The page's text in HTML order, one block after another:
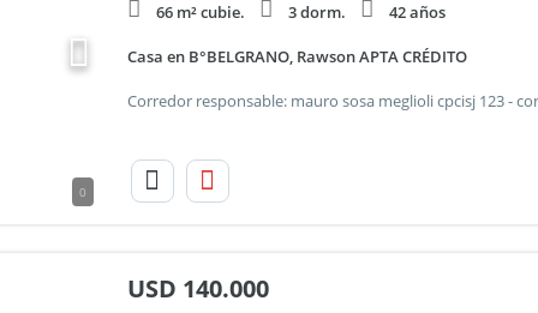
0
66 m² cubie. 3 dorm. 42 años
Casa en B°BELGRANO, Rawson APTA CRÉDITO
USD 140.000